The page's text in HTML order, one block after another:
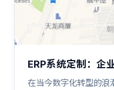
ERP系统定制：企
在当今数字化转型的浪